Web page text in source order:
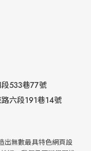
533巷77號
六段191巷14號
出無數最具特色網頁設